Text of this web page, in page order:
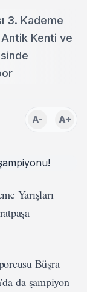
3. Kademe
Kenti ve
A- A+
Yarışları
Büşra
da şampiyon